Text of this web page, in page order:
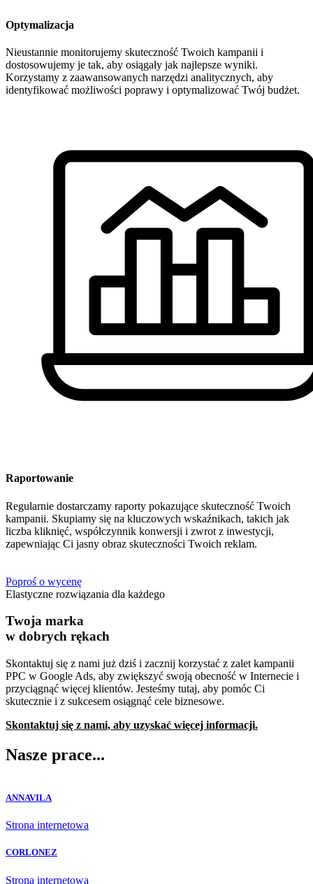
Optymalizacja
Nieustannie monitorujemy skuteczność Twoich kampanii i
dostosowujemy je tak, aby osiągały jak najlepsze wyniki.
Korzystamy z zaawansowanych narzędzi analitycznych, aby
identyfikować możliwości poprawy i optymalizować Twój budżet.
Raportowanie
Regularnie dostarczamy raporty pokazujące skuteczność Twoich
kampanii. Skupiamy się na kluczowych wskaźnikach, takich jak
liczba kliknięć, współczynnik konwersji i zwrot z inwestycji,
zapewniając Ci jasny obraz skuteczności Twoich reklam.
Poproś o wycenę
Elastyczne rozwiązania dla każdego
Twoja marka
w dobrych rękach
Skontaktuj się z nami już dziś i zacznij korzystać z zalet kampanii
PPC w Google Ads, aby zwiększyć swoją obecność w Internecie i
przyciągnąć więcej klientów. Jesteśmy tutaj, aby pomóc Ci
skutecznie i z sukcesem osiągnąć cele biznesowe.
Skontaktuj się z nami, aby uzyskać więcej informacji.
Nasze prace...
ANNAVILA
Strona internetowa
CORLONEZ
Strona internetowa